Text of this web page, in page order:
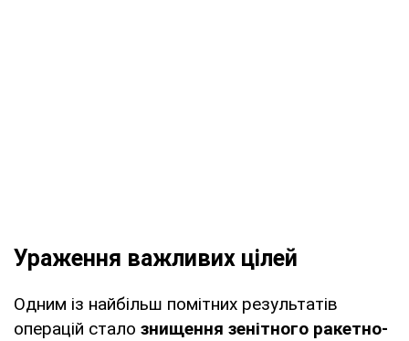
Ураження важливих цілей
Одним із найбільш помітних результатів
операцій стало знищення зенітного ракетно-